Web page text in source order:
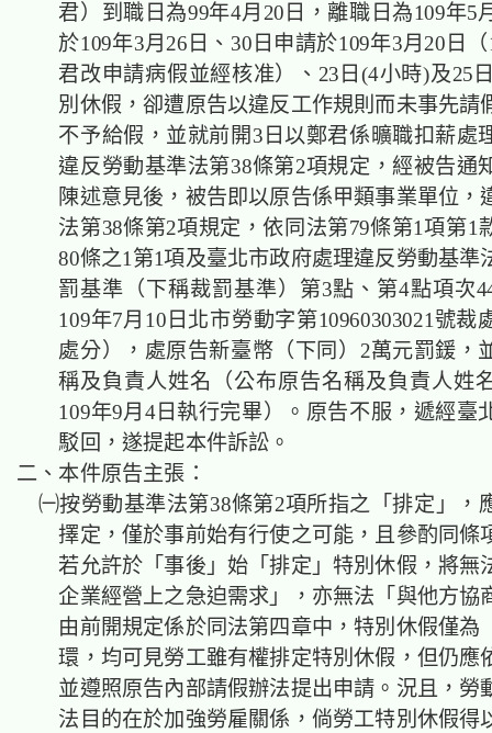
君）到職日為99年4月20日，離職日為109年5
於109年3月26日、30日申請於109年3月20日
君改申請病假並經核准）、23日(4小時)及25
別休假，卻遭原告以違反工作規則而未事先請
不予給假，並就前開3日以鄭君係曠職扣薪處
違反勞動基準法第38條第2項規定，經被告通
陳述意見後，被告即以原告係甲類事業單位，
法第38條第2項規定，依同法第79條第1項第1
80條之1第1項及臺北市政府處理違反勞動基準
罰基準（下稱裁罰基準）第3點、第4點項次
109年7月10日北市勞動字第10960303021號裁
處分），處原告新臺幣（下同）2萬元罰鍰，
稱及負責人姓名（公布原告名稱及負責人姓
109年9月4日執行完畢）。原告不服，遞經臺
駁回，遂提起本件訴訟。
二、本件原告主張：
㈠按勞動基準法第38條第2項所指之「排定」，
擇定，僅於事前始有行使之可能，且參酌同條
若允許於「事後」始「排定」特別休假，將無
企業經營上之急迫需求」，亦無法「與他方協
由前開規定係於同法第四章中，特別休假僅為
環，均可見勞工雖有權排定特別休假，但仍應
並遵照原告內部請假辦法提出申請。況且，勞
法目的在於加強勞雇關係，倘勞工特別休假得